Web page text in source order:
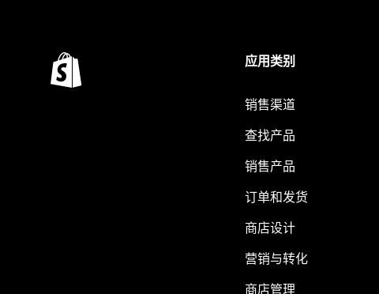
应用类别
销售渠道
查找产品
销售产品
订单和发货
商店设计
营销与转化
商店管理